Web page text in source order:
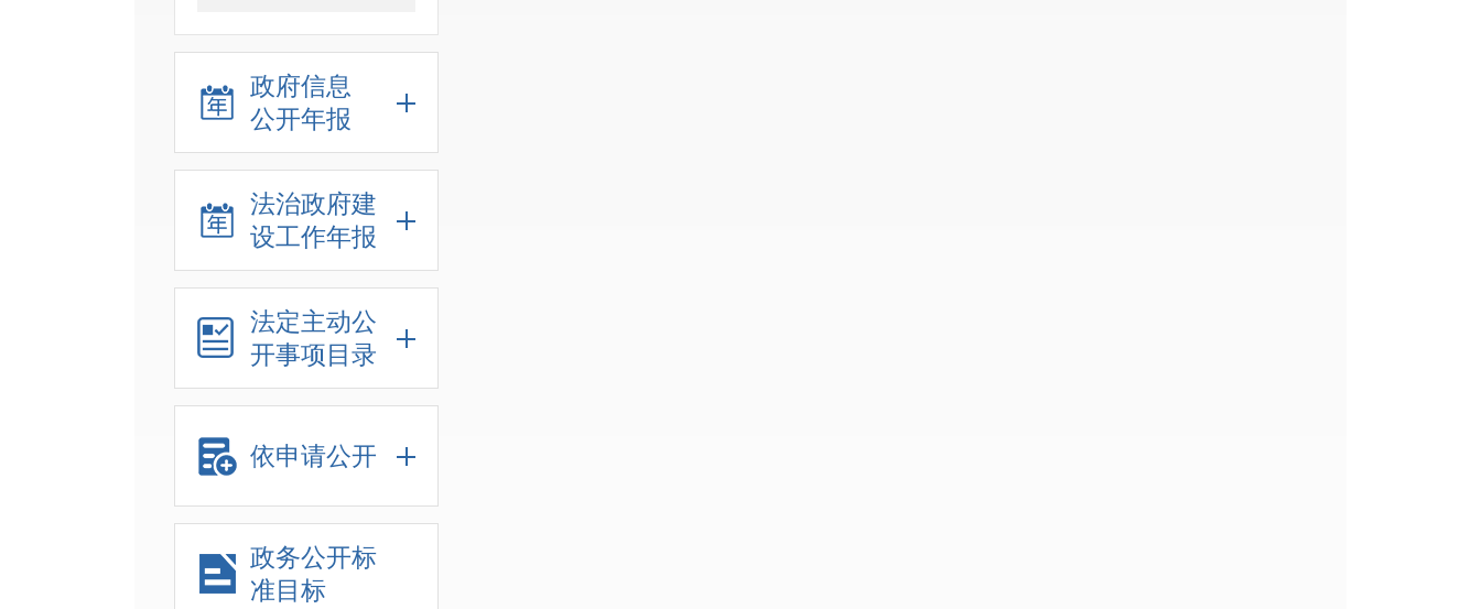
政府信息
公开年报
法治政府建
设工作年报
法定主动公
开事项目录
依申请公开
政务公开标
准目标